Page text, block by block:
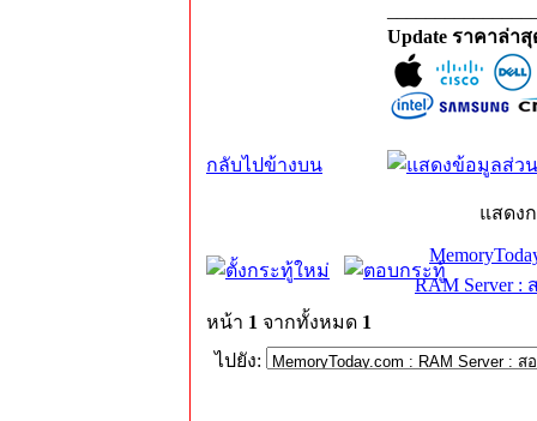
Update ราคาล่า
กลับไปข้างบน
แสดง
RAM Server :
หน้า 1 จากทั้งหมด 1
ไปยัง: